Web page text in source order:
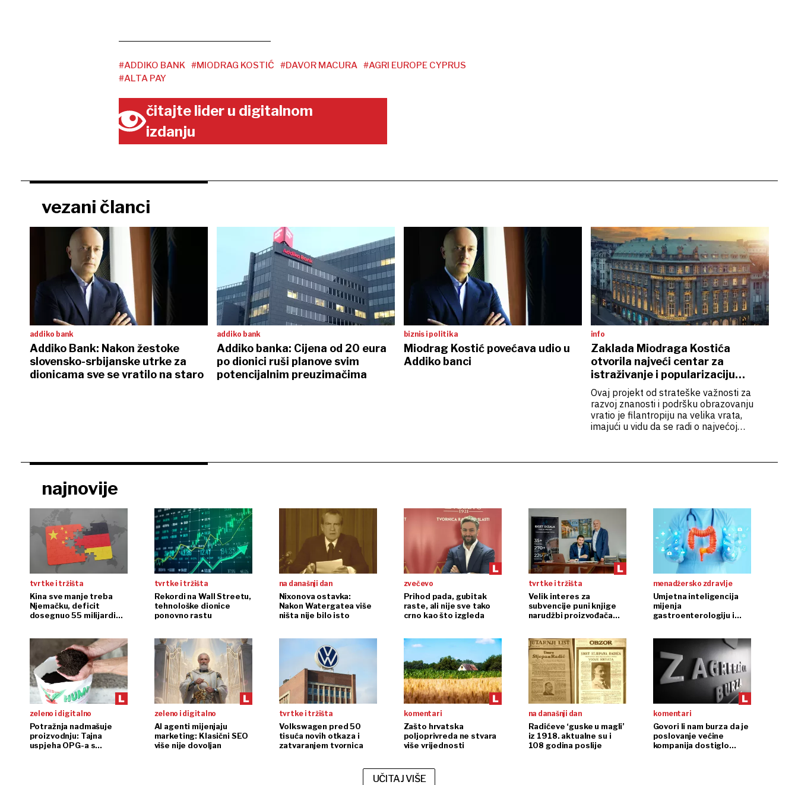
#ADDIKO BANK #MIODRAG KOSTIĆ #DAVOR MACURA #AGRI EUROPE CYPRUS
#ALTA PAY
čitajte lider u digitalnom
izdanju
vezani članci
addiko bank
Addiko Bank: Nakon žestoke
slovensko-srbijanske utrke za
dionicama sve se vratilo na staro
addiko bank
Addiko banka: Cijena od 20 eura
po dionici ruši planove svim
potencijalnim preuzimačima
biznis i politika
Miodrag Kostić povećava udio u
Addiko banci
info
Zaklada Miodraga Kostića
otvorila najveći centar za
istraživanje i popularizaciju
znanosti u regiji
Ovaj projekt od strateške važnosti za
razvoj znanosti i podršku obrazovanju
vratio je filantropiju na velika vrata,
imajući u vidu da se radi o najvećoj
stoljeća
najnovije
tvrtke i tržišta
Kina sve manje treba
Njemačku, deficit
dosegnuo 55 milijardi
tvrtke i tržišta
Rekordi na Wall Streetu,
tehnološke dionice
ponovno rastu
na današnji dan
Nixonova ostavka:
Nakon Watergatea više
ništa nije bilo isto
zvečevo
Prihod pada, gubitak
raste, ali nije sve tako
crno kao što izgleda
tvrtke i tržišta
Velik interes za
subvencije puni knjige
narudžbi proizvođača
menadžersko zdravlje
Umjetna inteligencija
mijenja
gastroenterologiju i
zeleno i digitalno
Potražnja nadmašuje
proizvodnju: Tajna
uspjeha OPG-a s
zeleno i digitalno
AI agenti mijenjaju
marketing: Klasični SEO
više nije dovoljan
tvrtke i tržišta
Volkswagen pred 50
tisuća novih otkaza i
zatvaranjem tvornica
komentari
Zašto hrvatska
poljoprivreda ne stvara
više vrijednosti
na današnji dan
Radićeve ‘guske u magli’
iz 1918. aktualne su i
108 godina poslije
komentari
Govori li nam burza da je
poslovanje većine
kompanija dostiglo
UČITAJ VIŠE